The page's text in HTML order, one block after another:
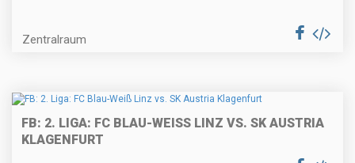
Zentralraum
FB: 2. LIGA: FC BLAU-WEISS LINZ VS. SK AUSTRIA K
LAGENFURT